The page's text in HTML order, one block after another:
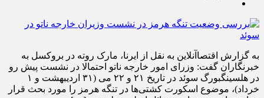
به گزارش اقتصاآنلاین به نقل از ایرنا، مارک روته در بروکسل به
خبرنگاران گفت: وزرای امور خارجه ناتو احتمالا در نشست پیش رو
در هلسینگبورگ سوئد در تاریخ ۲۱ و ۲۲ می (۳۱ اردیبهشت و ۱
خرداد)، موضوع اسکورت کشتی‌ها در تنگه هرمز را مورد بحث قرار